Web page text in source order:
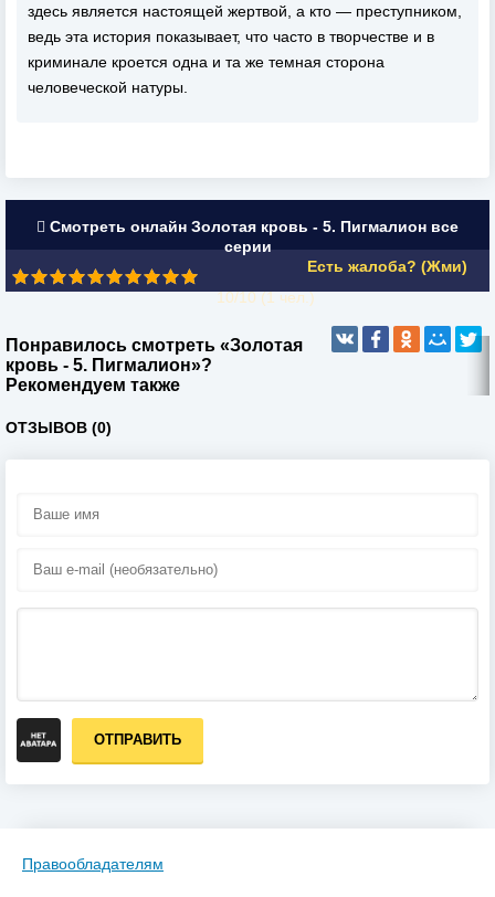
здесь является настоящей жертвой, а кто — преступником,
ведь эта история показывает, что часто в творчестве и в
криминале кроется одна и та же темная сторона
человеческой натуры.
Смотреть онлайн Золотая кровь - 5. Пигмалион все
серии
Есть жалоба? (Жми)
10/10 (1чел.)
Понравилось смотреть «Золотая
кровь - 5. Пигмалион»?
Рекомендуем также
ОТЗЫВОВ (0)
ОТПРАВИТЬ
Правообладателям